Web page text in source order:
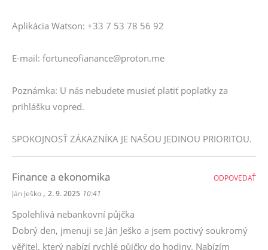
Aplikácia Watson: +33 7 53 78 56 92
E-mail: fortuneofianance@proton.me
Poznámka: U nás nebudete musieť platiť poplatky za
prihlášku vopred.
SPOKOJNOSŤ ZÁKAZNÍKA JE NAŠOU JEDINOU PRIORITOU.
Finance a ekonomika
Ján Ješko , 2. 9. 2025 10:41
Spolehlivá nebankovní půjčka
Dobrý den, jmenuji se Ján Ješko a jsem poctivý soukromý
věřitel, který nabízí rychlé půjčky do hodiny. Nabízím
ODPOVEDAŤ